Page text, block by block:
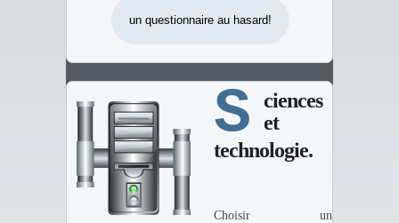
S
ciences
et
technologie.
Choisir un